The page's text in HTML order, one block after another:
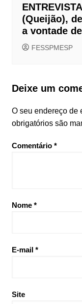
(Queijão),
a vontade
FESSPMESP
Deixe um
O seu endereço de
obrigatórios são
Comentário *
Nome *
E-mail *
Site